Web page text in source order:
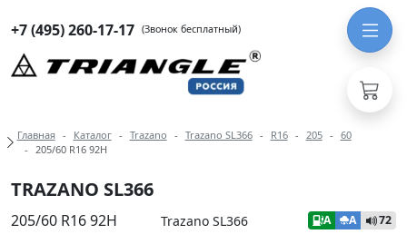
+7 (495) 260-17-17 (Звонок бесплатный)
Навигация по разделам модели
Главная Каталог Trazano Trazano SL366 R16 205
60
205/60 R16 92H
TRAZANO SL366
205/60 R16 92H Trazano SL366 A A 72